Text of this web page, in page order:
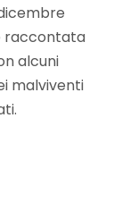
raccontata
alcuni
malviventi